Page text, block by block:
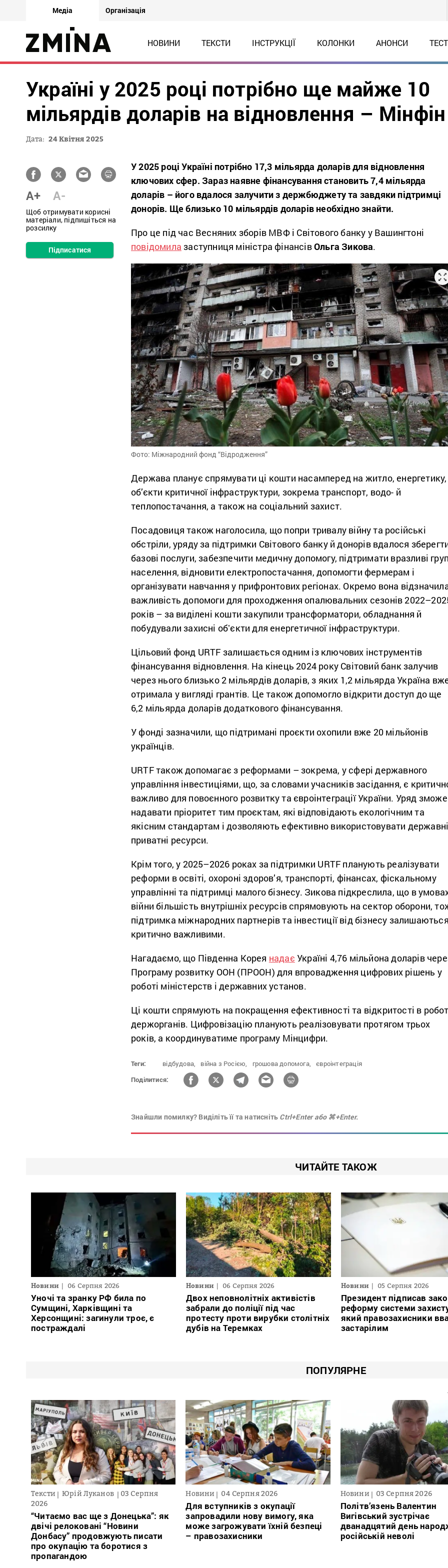
Медіа Організація
НОВИНИ ТЕКСТИ ІНСТРУКЦІЇ КОЛОНКИ АНОНСИ
Україні у 2025 році потрібно ще майже 10
мільярдів доларів на відновлення – Мінфін
Дата: 24 Квітня 2025
A+ A-
Щоб отримувати корисні
матеріали, підпишіться на
розсилку
Підписатися
У 2025 році Україні потрібно 17,3 мільярда доларів для відновлення
ключових сфер. Зараз наявне фінансування становить 7,4 мільярда
доларів – його вдалося залучити з держбюджету та завдяки підтримці
донорів. Ще близько 10 мільярдів доларів необхідно знайти.
Про це під час Весняних зборів МВФ і Світового банку у Вашингтоні
повідомила заступниця міністра фінансівОльга Зикова.
Фото: Міжнародний фонд “Відродження”
Держава планує спрямувати ці кошти насамперед на житло, енергетику,
об’єкти критичної інфраструктури, зокрема транспорт, водо- й
теплопостачання, а також на соціальний захист.
Посадовиця також наголосила, що попри тривалу війну та російські
обстріли, уряду за підтримки Світового банку й донорів вдалося
базові послуги, забезпечити медичну допомогу, підтримати вразливі
населення, відновити електропостачання, допомогти фермерам і
організувати навчання у прифронтових регіонах. Окремо вона
важливість допомоги для проходження опалювальних сезонів
років – за виділені кошти закупили трансформатори, обладнання й
побудували захисні обʼєкти для енергетичної інфраструктури.
Цільовий фонд URTF залишається одним із ключових інструментів
фінансування відновлення. На кінець 2024 року Світовий банк залучив
через нього близько 2 мільярдів доларів, з яких 1,2 мільярда Україна
отримала у вигляді грантів. Це також допомогло відкрити доступ до ще
6,2 мільярда доларів додаткового фінансування.
У фонді зазначили, що підтримані проєкти охопили вже 20 мільйонів
українців.
URTF також допомагає з реформами – зокрема, у сфері державного
управління інвестиціями, що, за словами учасників засідання, є
важливо для повоєнного розвитку та євроінтеграції України. Уряд зможе
надавати пріоритет тим проєктам, які відповідають екологічним та
якісним стандартам і дозволяють ефективно використовувати
приватні ресурси.
Крім того, у 2025–2026 роках за підтримки URTF планують реалізувати
реформи в освіті, охороні здоров’я, транспорті, фінансах, фіскальному
управлінні та підтримці малого бізнесу. Зикова підкреслила, що в
війни більшість внутрішніх ресурсів спрямовують на сектор оборони,
підтримка міжнародних партнерів та інвестиції від бізнесу залишаються
критично важливими.
Нагадаємо, що Південна Корея надає Україні 4,76 мільйона доларів
Програму розвитку ООН (ПРООН) для впровадження цифрових рішень у
роботі міністерств і державних установ.
Ці кошти спрямують на покращення ефективності та відкритості в
держорганів. Цифровізацію планують реалізовувати протягом трьох
років, а координуватиме програму Мінцифри.
Теги: відбудова, війна з Росією, грошова допомога,
євроінтеграція
Поділитися:
Знайшли помилку? Виділіть її та натисніть Ctrl+Enter або ⌘+Enter.
ЧИТАЙТЕ ТАКОЖ
Новини 06 Серпня 2026
Уночі та зранку РФ била по
Сумщині, Харківщині та
Херсонщині: загинули троє, є
постраждалі
Новини 06 Серпня 2026
Двох неповнолітніх активістів
забрали до поліції під час
протесту проти вирубки столітніх
дубів на Теремках
Новини 05 Серпня 2026
Президент підписав
реформу системи
який правозахисники
застарілим
ПОПУЛЯРНЕ
Тексти Юрій Луканов
03 Серпня
2026
“Читаємо вас ще з Донецька”: як
двічі релоковані “Новини
Донбасу” продовжують писати
про окупацію та боротися з
пропагандою
Новини 04 Серпня 2026
Для вступників з окупації
запровадили нову вимогу, яка
може загрожувати їхній безпеці
– правозахисники
Новини 03 Серпня 2026
Політв’язень Валентин
Вигівський зустрічає
дванадцятий день
російській неволі